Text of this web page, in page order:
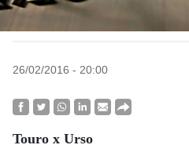
26/02/2016 - 20:00
Touro x Urso